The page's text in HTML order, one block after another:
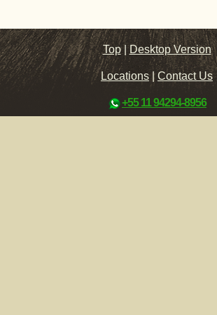
Top |Desktop Version
Locations|Contact Us
+55 11 94294-8956